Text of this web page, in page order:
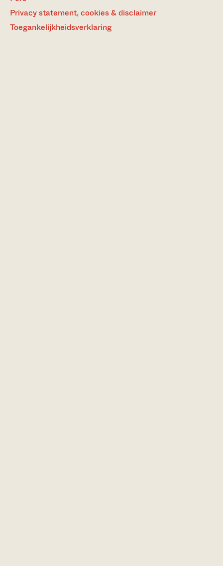
Privacy statement, cookies & disclaimer
Toegankelijkheidsverklaring